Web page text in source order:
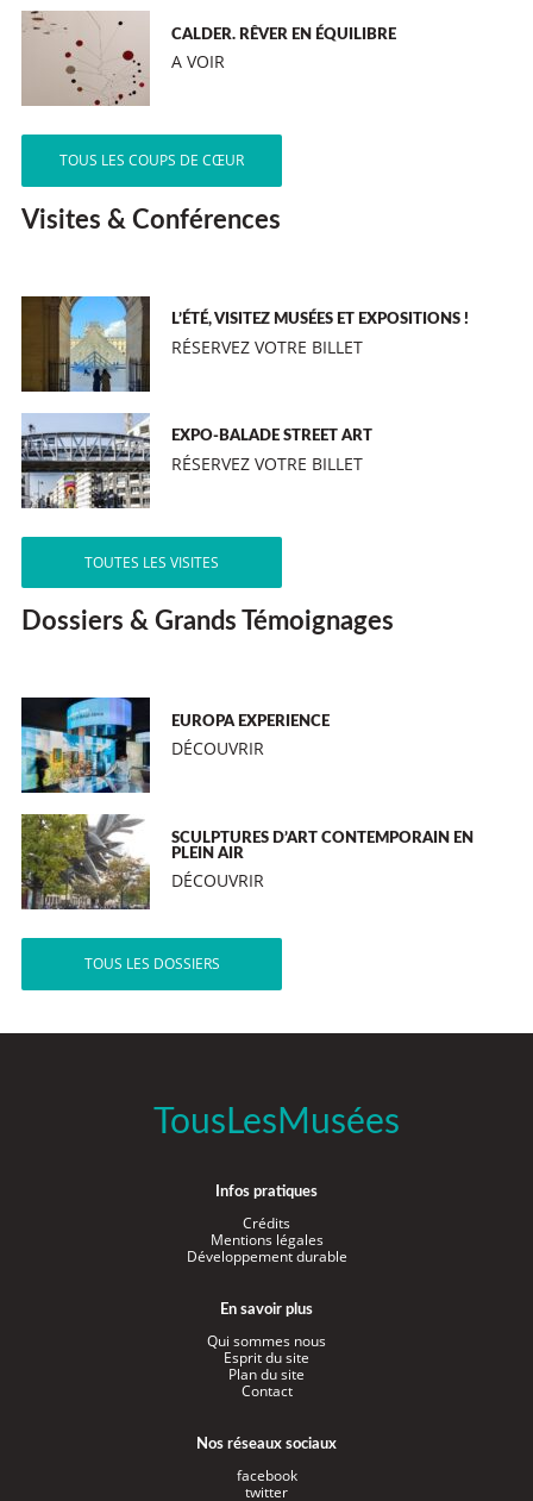
CALDER. RÊVER EN ÉQUILIBRE
A VOIR
TOUS LES COUPS DE CŒUR
Visites & Conférences
L’ÉTÉ, VISITEZ MUSÉES ET EXPOSITIONS !
RÉSERVEZ VOTRE BILLET
EXPO-BALADE STREET ART
RÉSERVEZ VOTRE BILLET
TOUTES LES VISITES
Dossiers & Grands Témoignages
EUROPA EXPERIENCE
DÉCOUVRIR
SCULPTURES D’ART CONTEMPORAIN EN
PLEIN AIR
DÉCOUVRIR
TOUS LES DOSSIERS
TousLesMusées
Infos pratiques
Crédits
Mentions légales
Développement durable
En savoir plus
Qui sommes nous
Esprit du site
Plan du site
Contact
Nos réseaux sociaux
facebook
twitter